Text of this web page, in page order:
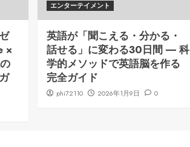
×
エンターテイメント
英語が「聞こえる・分かる・
話せる」に変わる30日間 ― 科
学的メソッドで英語脳を作る
完全ガイド
phi72110 2026年1月9日 0